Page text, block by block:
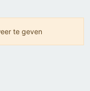
te geven